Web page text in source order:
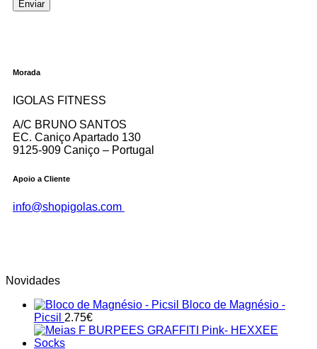
Morada
IGOLAS FITNESS
A/C BRUNO SANTOS
EC. Caniço Apartado 130
9125-909 Caniço – Portugal
Apoio a Cliente
info@shopigolas.com
Novidades
Bloco de Magnésio -
Picsil 2.75€